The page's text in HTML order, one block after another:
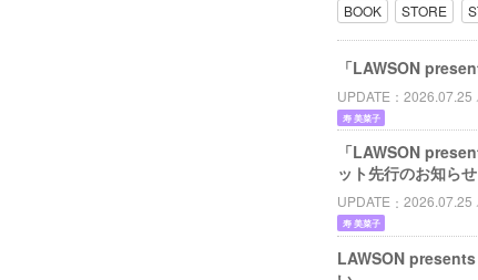
BOOK
STORE
「LAWSON
UPDATE 2026.07.25
寿 美菜子
「LAWSON
ット先行のお知らせ
UPDATE 2026.07.25
寿 美菜子
LAWSON presents